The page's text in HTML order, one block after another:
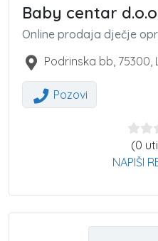
Baby centar
Online prodaja dječje
Podrinska bb, 75300,
Pozovi
(0
NAPIŠI